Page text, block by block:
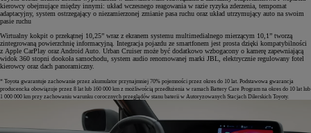
kierowcy obejmujące między innymi: układ wczesnego reagowania w razie ryzyka zderzenia, tempomat
adaptacyjny, system ostrzegający o niezamierzonej zmianie pasa ruchu oraz układ utrzymujący auto na swoim
pasie ruchu
Wirtualny kokpit o przekątnej 10,25” wraz z ekranem systemu multimedialnego mierzącym 10,1” tworzą
zintegrowaną powierzchnię informacyjną. Integracja pojazdu ze smartfonem jest prosta dzięki kompatybilności
z Apple CarPlay oraz Android Auto. Urban Cruiser może być dodatkowo wzbogacony o kamerę zapewniającą
widok 360 stopni dookoła samochodu, system audio renomowanej marki JBL, elektrycznie regulowany fotel
kierowcy oraz dach panoramiczny.
* Toyota gwarantuje zachowanie przez akumulator przynajmniej 70% pojemności przez okres do 10 lat. Podstawowa gwarancja
producencka obowiązuje przez 8 lat lub 160 000 km z możliwością przedłużenia w ramach Battery Care Program na okres do 10 lat lub
1 000 000 km przy zachowaniu warunku corocznych przeglądów stanu baterii w Autoryzowanych Stacjach Dilerskich Toyoty.